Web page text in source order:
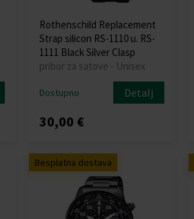
Rothenschild Replacement
Strap silicon RS-1110 u. RS-
1111 Black Silver Clasp
pribor za satove - Unisex
Dostupno Detalj
30,00 €
Besplatna dostava